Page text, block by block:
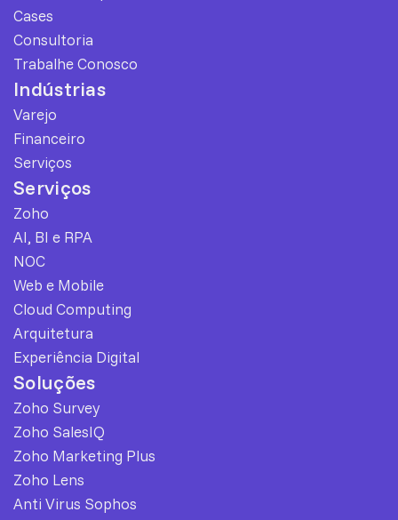
Cases
Consultoria
Trabalhe Conosco
Indústrias
Varejo
Financeiro
Serviços
Serviços
Zoho
AI, BI e RPA
NOC
Web e Mobile
Cloud Computing
Arquitetura
Experiência Digital
Soluções
Zoho Survey
Zoho SalesIQ
Zoho Marketing Plus
Zoho Lens
Anti Virus Sophos